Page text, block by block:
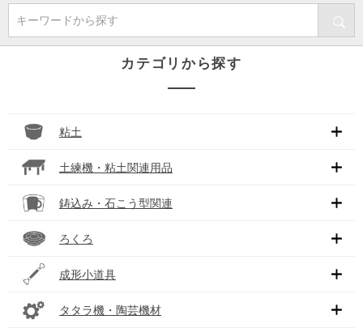
キーワードから探す
カテゴリから探す
粘土
土練機・粘土関連用品
鋳込み・石こう型関連
ろくろ
成形小道具
タタラ機・陶芸機材